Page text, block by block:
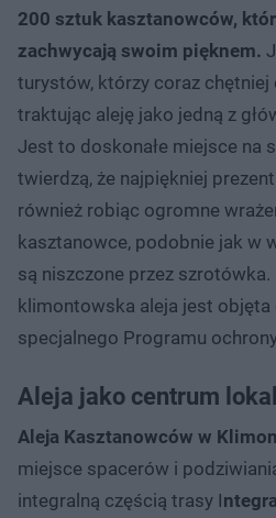
200 sztuk kasztanowców,
zachwycają swoim pięknem.
turystów, którzy coraz chętniej
traktując aleję jako jedną z
Jest to doskonałe miejsce na
twierdzą, że najpiękniej
również robiąc ogromne
kasztanowce, podobnie jak w
są niszczone przez szrotówka.
klimontowska aleja jest objęta
specjalnego Programu
Aleja jako centrum
Aleja Kasztanowców w
miejsce spacerów i
integralną częścią trasy I